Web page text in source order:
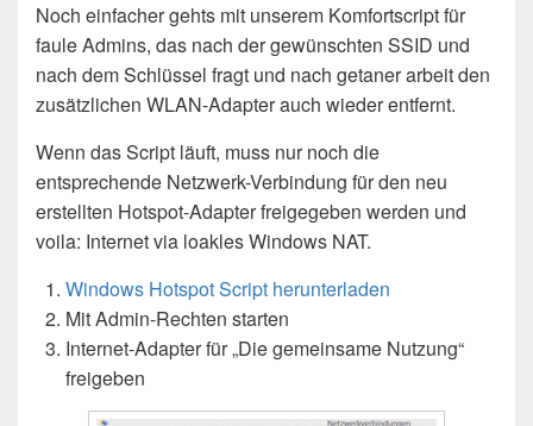
Noch einfacher gehts mit unserem Komfortscript für
faule Admins, das nach der gewünschten SSID und
nach dem Schlüssel fragt und nach getaner arbeit den
zusätzlichen WLAN-Adapter auch wieder entfernt.
Wenn das Script läuft, muss nur noch die
entsprechende Netzwerk-Verbindung für den neu
erstellten Hotspot-Adapter freigegeben werden und
voila: Internet via loakles Windows NAT.
Windows Hotspot Script herunterladen
Mit Admin-Rechten starten
Internet-Adapter für „Die gemeinsame Nutzung“
freigeben